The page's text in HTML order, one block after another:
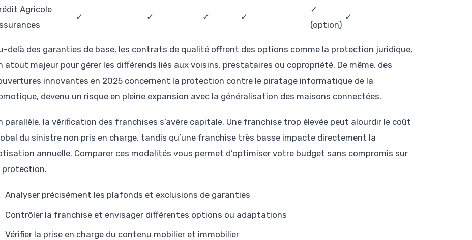
Agricole
✓ ✓ ✓ ✓
✓
(option)
✓
delà des garanties de base, les contrats de qualité offrent des options comme la protection juridique,
atout majeur pour gérer les différends liés aux voisins, prestataires ou copropriété. De même, des
innovantes en 2025 concernent la protection contre le piratage informatique de la
devenu un risque en pleine expansion avec la généralisation des maisons connectées.
parallèle, la vérification des franchises s’avère capitale. Une franchise trop élevée peut alourdir le coût
du sinistre non pris en charge, tandis qu’une franchise très basse impacte directement la
annuelle. Comparer ces modalités vous permet d’optimiser votre budget sans compromis sur
protection.
Analyser précisément les plafonds et exclusions de garanties
Contrôler la franchise et envisager différentes options ou adaptations
Vérifier la prise en charge du contenu mobilier et immobilier